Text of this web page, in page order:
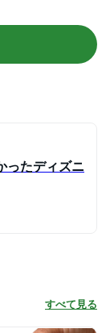
ったディズニ
すべて見る